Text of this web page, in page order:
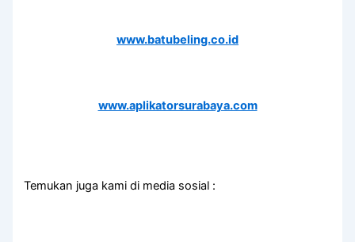
www.batubeling.co.id
www.aplikatorsurabaya.com
Temukan juga kami di media sosial :